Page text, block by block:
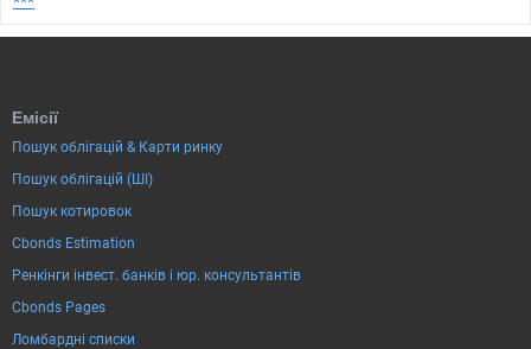
Емісії
Пошук облігацій & Карти ринку
Пошук облігацій (ШІ)
Пошук котировок
Cbonds Estimation
Ренкінги інвест. банків і юр. консультантів
Cbonds Pages
Ломбардні списки